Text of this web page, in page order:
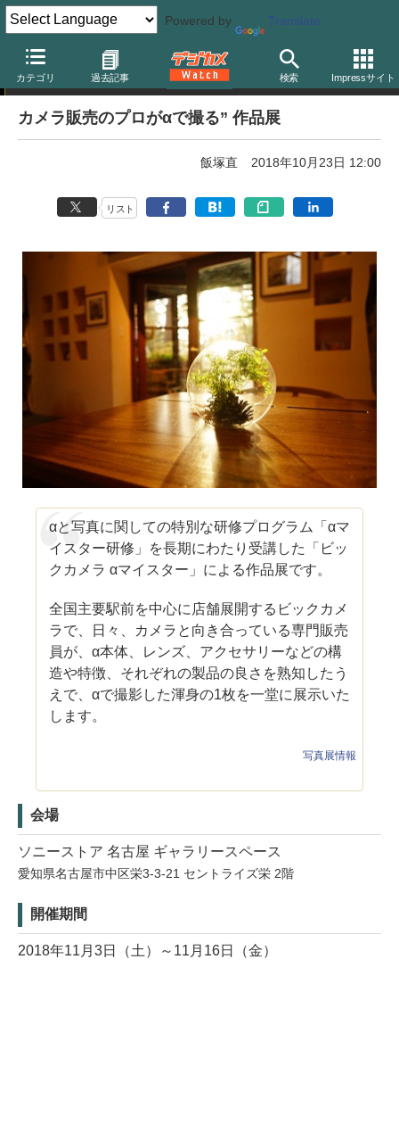
Powered by Translate
カテゴリ 過去記事 検索 Impressサイト
写真展告知
カメラ販売のプロがαで撮る” 作品展
飯塚直 2018年10月23日 12:00
リスト
αと写真に関しての特別な研修プログラム「αマ
イスター研修」を長期にわたり受講した「ビッ
クカメラ αマイスター」による作品展です。
全国主要駅前を中心に店舗展開するビックカメ
ラで、日々、カメラと向き合っている専門販売
員が、α本体、レンズ、アクセサリーなどの構
造や特徴、それぞれの製品の良さを熟知したう
えで、αで撮影した渾身の1枚を一堂に展示いた
します。
写真展情報
会場
ソニーストア 名古屋 ギャラリースペース
愛知県名古屋市中区栄3-3-21 セントライズ栄 2階
開催期間
2018年11月3日（土）～11月16日（金）